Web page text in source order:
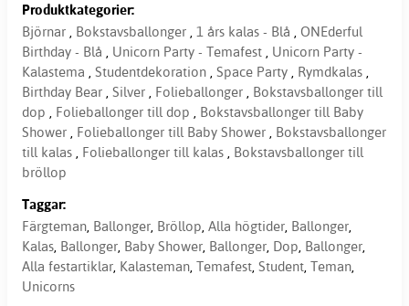
Produktkategorier:
Björnar
Bokstavsballonger 1 års kalas - Blå
ONEderful
Birthday - Blå
Unicorn Party - Temafest
Unicorn Party -
Kalastema
Studentdekoration Space Party Rymdkalas
Birthday Bear Silver Folieballonger
Bokstavsballonger till
dop
Folieballonger till dop
Bokstavsballonger till Baby
Shower
Folieballonger till Baby Shower
Bokstavsballonger
till kalas
Folieballonger till kalas
Bokstavsballonger till
bröllop
Taggar:
Färgteman Ballonger Bröllop Alla högtider Ballonger
Kalas Ballonger Baby Shower Ballonger Dop Ballonger
Alla festartiklar Kalasteman Temafest Student Teman
Unicorns